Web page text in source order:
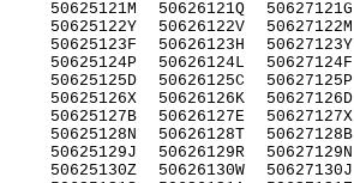
50625121M
50625122Y
50625123F
50625124P
50625125D
50625126X
50625127B
50625128N
50625129J
50625130Z
50626121Q
50626122V
50626123H
50626124L
50626125C
50626126K
50626127E
50626128T
50626129R
50626130W
50627121G
50627122M
50627123Y
50627124F
50627125P
50627126D
50627127X
50627128B
50627129N
50627130J